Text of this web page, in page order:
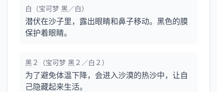
白（宝可梦 黑／白）
潜伏在沙子里，露出眼睛和鼻子移动。黑色的膜
保护着眼睛。
黑２（宝可梦 黑２／白２）
为了避免体温下降，会进入沙漠的热沙中，让自
己隐藏起来生活。